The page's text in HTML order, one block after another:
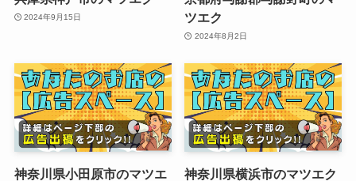
2024年9月15日
ツエク
2024年8月2日
神奈川県小田原市のマツエ
神奈川県横浜市のマツエク